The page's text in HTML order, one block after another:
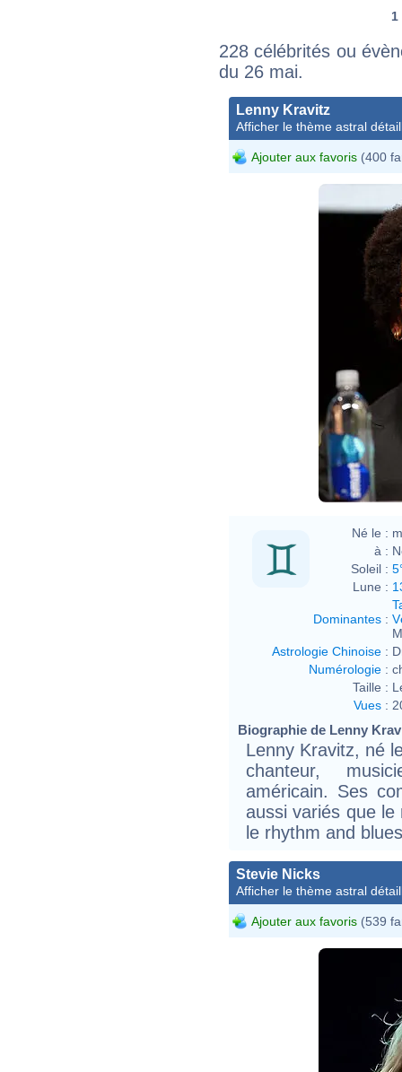
1
228 célébrités ou
du 26 mai.
Lenny Kravitz
Afficher le thème astral
Ajouter aux favoris (400
Né le :
à :
Soleil :
Lune :
Dominantes :
Astrologie Chinoise :
Numérologie :
Taille :
Vues :
Biographie de Lenny
Lenny Kravitz, né
chanteur,
américain. Ses
aussi variés que
le rhythm and
Stevie Nicks
Afficher le thème astral
Ajouter aux favoris (539